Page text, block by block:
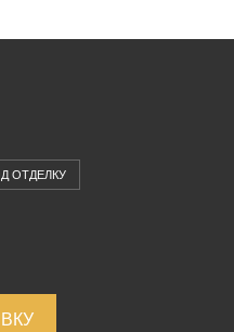
ОТДЕЛКУ